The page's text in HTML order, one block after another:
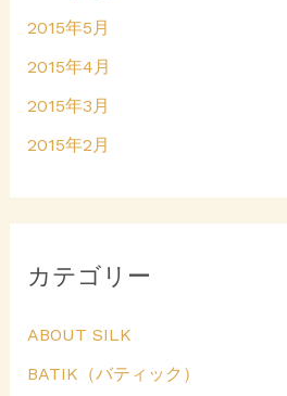
2015年5月
2015年4月
2015年3月
2015年2月
カテゴリー
ABOUT SILK
BATIK（バティック）